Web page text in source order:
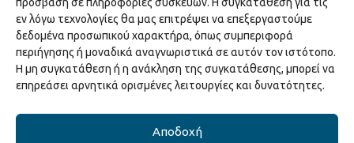
εν λόγω τεχνολογίες θα μας επιτρέψει να επεξεργαστούμε
δεδομένα προσωπικού χαρακτήρα, όπως συμπεριφορά
περιήγησης ή μοναδικά αναγνωριστικά σε αυτόν τον ιστότοπο.
Η μη συγκατάθεση ή η ανάκληση της συγκατάθεσης, μπορεί να
επηρεάσει αρνητικά ορισμένες λειτουργίες και δυνατότητες.
Αποδοχή
22/04/2026
Ξάνθη – Πόλις Ονείρων Μουσικών Σχολείων
2026
15/04/2026